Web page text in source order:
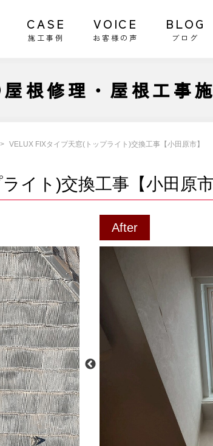
CASE
施工事例
VOICE
お客様の声
BLOG
ブログ
根修理・屋根工事
VELUX FIXタイプ天窓(トップライト)交換工事【小田原市】
イト)交換工事【小田原市
After